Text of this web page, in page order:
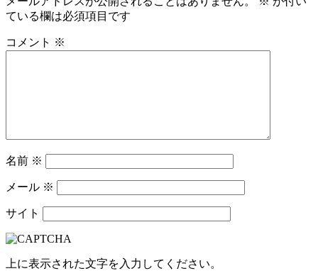
ている欄は必須項目です
コメント ※
名前 ※
メール ※
サイト
上に表示された文字を入力してください。